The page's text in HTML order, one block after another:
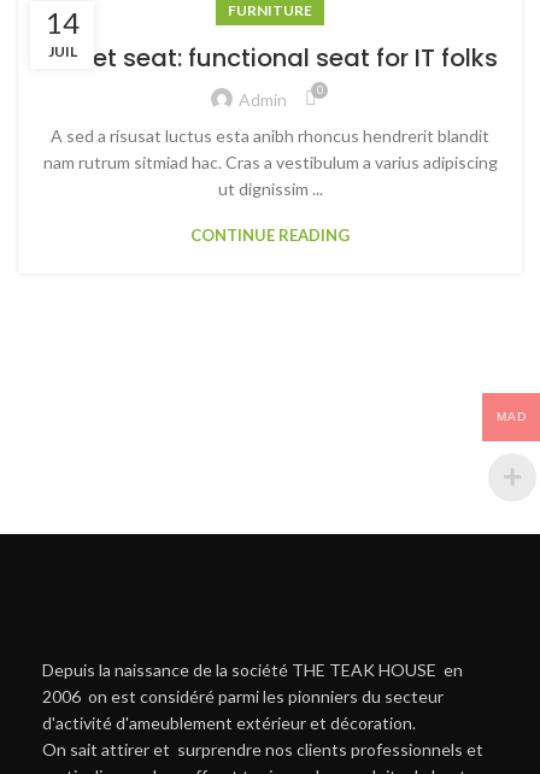
14
JUIL
FURNITURE
Sweet seat: functional seat for IT folks
Admin 0
A sed a risusat luctus esta anibh rhoncus hendrerit blandit
nam rutrum sitmiad hac. Cras a vestibulum a varius adipiscing
ut dignissim ...
CONTINUE READING
Depuis la naissance de la société THE TEAK HOUSE en
2006 on est considéré parmi les pionniers du secteur
d'activité d'ameublement extérieur et décoration.
On sait attirer et surprendre nos clients professionnels et
MAD